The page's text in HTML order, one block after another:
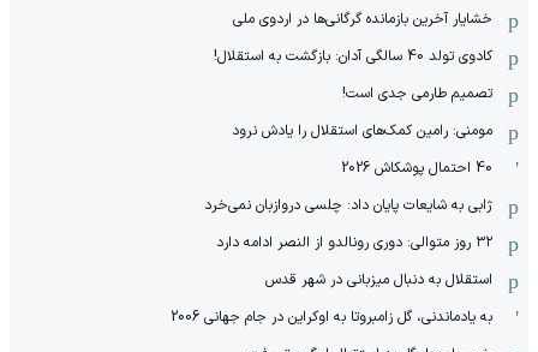
خشایار آخرین بازمانده گرگانی‌ها در اردوی ملی
کادوی تولد 40 سالگی آدان: بازگشت به استقلال!
تصمیم طارمی جدی است!
مومنی: رامین کمک‌های استقلال را یادش نرود
40 احتمال پوشکاش 2026
ژابی به شایعات پایان داد: چلسی دروازبان نمی‌خرد
۳۲ روز متوالی: دوری رونالدو از النصر ادامه دارد
استقلال به دنبال میزبانی در شهر قدس
به یادماندنی، گل زامبروتا به اوکراین در جام جهانی 2006